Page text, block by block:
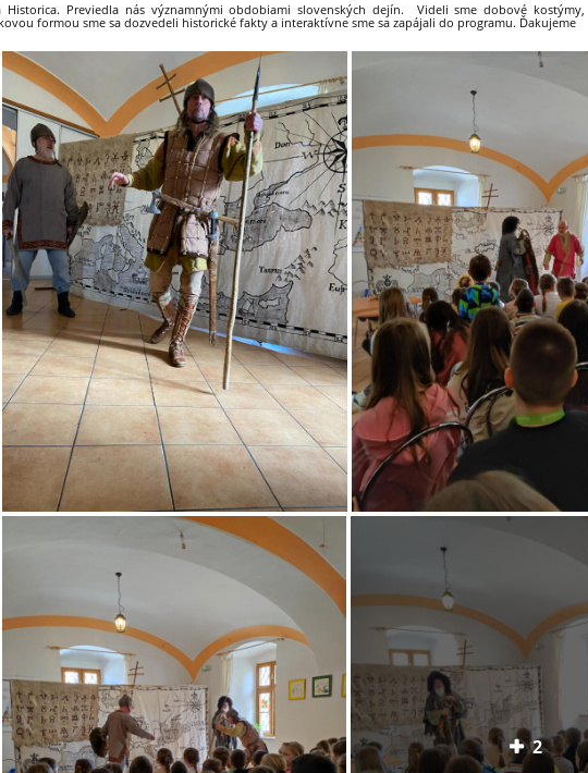
Historica. Previedla nás významnými obdobiami slovenských dejín. Videli sme dobové
formou sme sa dozvedeli historické fakty a interaktívne sme sa zapájali do programu. Ďakujeme
2